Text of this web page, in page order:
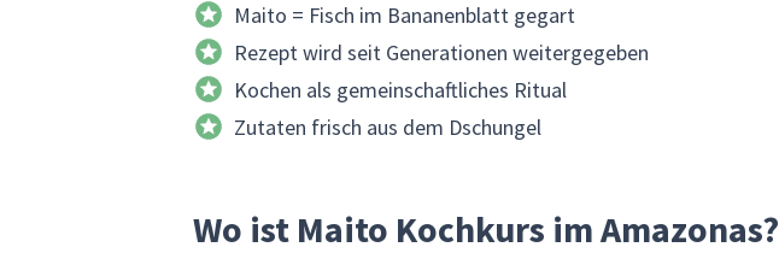
Maito = Fisch im Bananenblatt gegart
Rezept wird seit Generationen weitergegeben
Kochen als gemeinschaftliches Ritual
Zutaten frisch aus dem Dschungel
Wo ist Maito Kochkurs im Amazonas?